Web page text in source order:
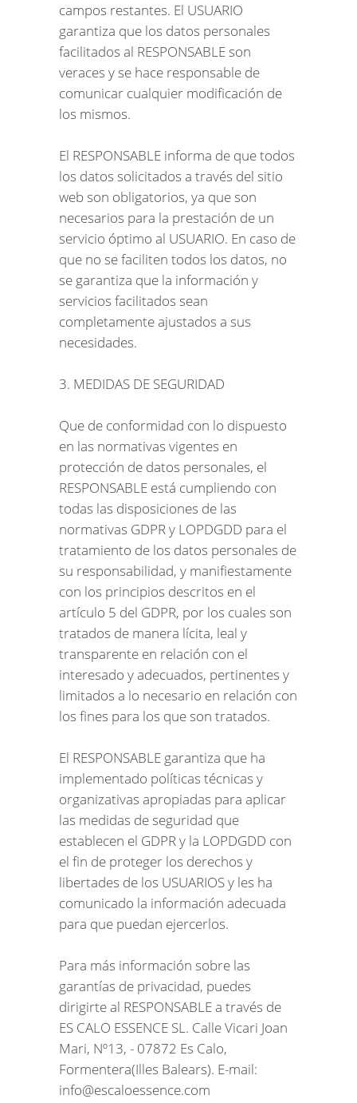
campos restantes. El USUARIO
garantiza que los datos personales
facilitados al RESPONSABLE son
veraces y se hace responsable de
comunicar cualquier modificación de
los mismos.
El RESPONSABLE informa de que todos
los datos solicitados a través del sitio
web son obligatorios, ya que son
necesarios para la prestación de un
servicio óptimo al USUARIO. En caso de
que no se faciliten todos los datos, no
se garantiza que la información y
servicios facilitados sean
completamente ajustados a sus
necesidades.
3. MEDIDAS DE SEGURIDAD
Que de conformidad con lo dispuesto
en las normativas vigentes en
protección de datos personales, el
RESPONSABLE está cumpliendo con
todas las disposiciones de las
normativas GDPR y LOPDGDD para el
tratamiento de los datos personales de
su responsabilidad, y manifiestamente
con los principios descritos en el
artículo 5 del GDPR, por los cuales son
tratados de manera lícita, leal y
transparente en relación con el
interesado y adecuados, pertinentes y
limitados a lo necesario en relación con
los fines para los que son tratados.
El RESPONSABLE garantiza que ha
implementado políticas técnicas y
organizativas apropiadas para aplicar
las medidas de seguridad que
establecen el GDPR y la LOPDGDD con
el fin de proteger los derechos y
libertades de los USUARIOS y les ha
comunicado la información adecuada
para que puedan ejercerlos.
Para más información sobre las
garantías de privacidad, puedes
dirigirte al RESPONSABLE a través de
ES CALO ESSENCE SL. Calle Vicari Joan
Mari, Nº13, - 07872 Es Calo,
Formentera(Illes Balears). E-mail:
info@escaloessence.com